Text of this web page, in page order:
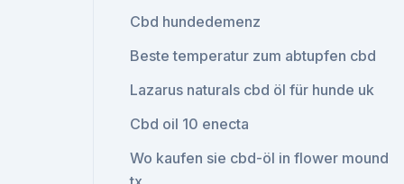
Cbd hundedemenz
Beste temperatur zum abtupfen cbd
Lazarus naturals cbd öl für hunde uk
Cbd oil 10 enecta
Wo kaufen sie cbd-öl in flower mound